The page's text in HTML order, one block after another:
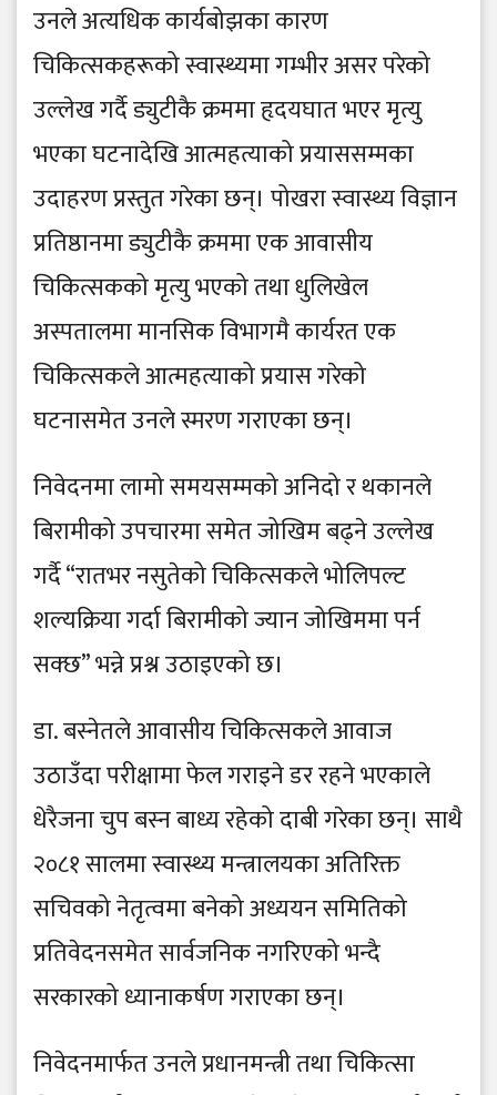
उनले अत्यधिक कार्यबोझका कारण
चिकित्सकहरूको स्वास्थ्यमा गम्भीर असर परेको
उल्लेख गर्दै ड्युटीकै क्रममा हृदयघात भएर मृत्यु
भएका घटनादेखि आत्महत्याको प्रयाससम्मका
उदाहरण प्रस्तुत गरेका छन्। पोखरा स्वास्थ्य विज्ञान
प्रतिष्ठानमा ड्युटीकै क्रममा एक आवासीय
चिकित्सकको मृत्यु भएको तथा धुलिखेल
अस्पतालमा मानसिक विभागमै कार्यरत एक
चिकित्सकले आत्महत्याको प्रयास गरेको
घटनासमेत उनले स्मरण गराएका छन्।
निवेदनमा लामो समयसम्मको अनिदो र थकानले
बिरामीको उपचारमा समेत जोखिम बढ्ने उल्लेख
गर्दै “रातभर नसुतेको चिकित्सकले भोलिपल्ट
शल्यक्रिया गर्दा बिरामीको ज्यान जोखिममा पर्न
सक्छ” भन्ने प्रश्न उठाइएको छ।
डा. बस्नेतले आवासीय चिकित्सकले आवाज
उठाउँदा परीक्षामा फेल गराइने डर रहने भएकाले
धेरैजना चुप बस्न बाध्य रहेको दाबी गरेका छन्। साथै
२०८१ सालमा स्वास्थ्य मन्त्रालयका अतिरिक्त
सचिवको नेतृत्वमा बनेको अध्ययन समितिको
प्रतिवेदनसमेत सार्वजनिक नगरिएको भन्दै
सरकारको ध्यानाकर्षण गराएका छन्।
निवेदनमार्फत उनले प्रधानमन्त्री तथा चिकित्सा